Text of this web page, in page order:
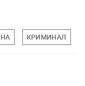
КРИМИНАЛ